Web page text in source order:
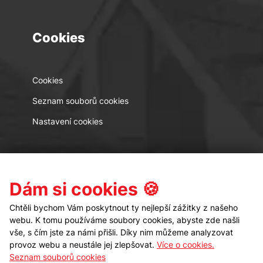
Cookies
Cookies
Seznam souborů cookies
Nastavení cookies
Kontakt Sledujte nás
Dám si cookies 🍪
Chtěli bychom Vám poskytnout ty nejlepší zážitky z našeho
webu. K tomu používáme soubory cookies, abyste zde našli
vše, s čím jste za námi přišli. Díky nim můžeme analyzovat
provoz webu a neustále jej zlepšovat. Více o cookies.
Seznam souborů cookies